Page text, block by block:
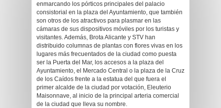
enmarcando los pórticos principales del palacio
consistorial en la plaza del Ayuntamiento, que también
son otros de los atractivos para plasmar en las
cámaras de sus dispositivos móviles por los turistas y
visitantes. Además, Brota Alicante y STV han
distribuido columnas de plantas con flores vivas en los
lugares más frecuentados de la ciudad como puesta
ser la Puerta del Mar, los accesos a la plaza del
Ayuntamiento, el Mercado Central o la plaza de la Cruz
de los Caídos frente a la estatua del que fuera el
primer alcalde de la ciudad por votación, Eleuterio
Maisonnave, al inicio de la principal arteria comercial
de la ciudad que lleva su nombre.